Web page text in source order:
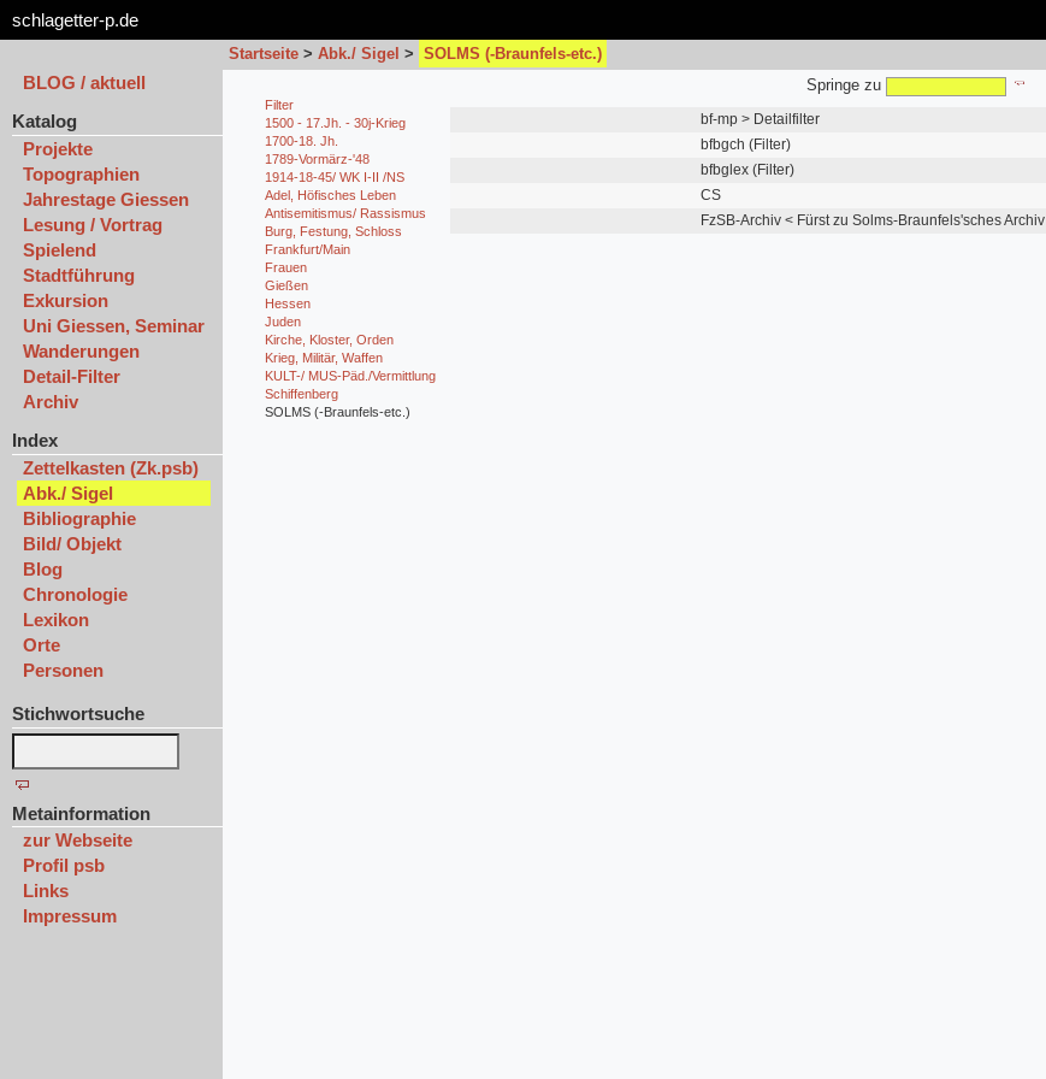
schlagetter-p.de
Startseite > Abk./ Sigel > SOLMS (-Braunfels-etc.)
BLOG / aktuell
Katalog
Projekte
Topographien
Jahrestage Giessen
Lesung / Vortrag
Spielend
Stadtführung
Exkursion
Uni Giessen, Seminar
Wanderungen
Detail-Filter
Archiv
Index
Zettelkasten (Zk.psb)
Abk./ Sigel
Bibliographie
Bild/ Objekt
Blog
Chronologie
Lexikon
Orte
Personen
Stichwortsuche
Metainformation
zur Webseite
Profil psb
Links
Impressum
Filter
1500 - 17.Jh. - 30j-Krieg
1700-18. Jh.
1789-Vormärz-'48
1914-18-45/ WK I-II /NS
Adel, Höfisches Leben
Antisemitismus/ Rassismus
Burg, Festung, Schloss
Frankfurt/Main
Frauen
Gießen
Hessen
Juden
Kirche, Kloster, Orden
Krieg, Militär, Waffen
KULT-/ MUS-Päd./Vermittlung
Schiffenberg
SOLMS (-Braunfels-etc.)
Springe zu
bf-mp > Detailfilter
bfbgch (Filter)
bfbglex (Filter)
CS
FzSB-Archiv < Fürst zu Solms-Braunfels'sches Archiv